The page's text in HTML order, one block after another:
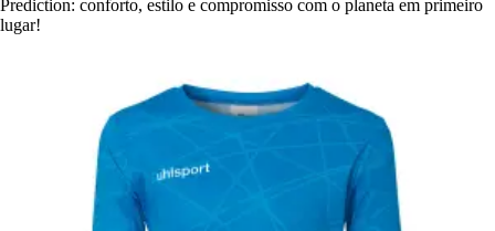
Prediction: conforto, estilo e compromisso com o planeta em primeiro
lugar!